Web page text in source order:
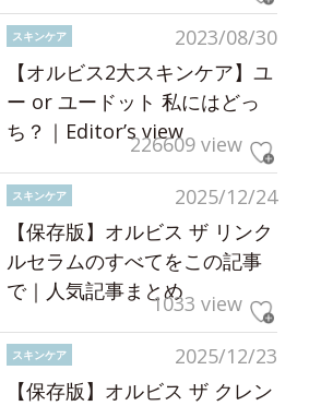
2023/08/30
スキンケア
【オルビス2大スキンケア】ユ
ー or ユードット 私にはどっ
ち？｜Editor’s view226609 view
2025/12/24
スキンケア
【保存版】オルビス ザ リンク
ルセラムのすべてをこの記事
で｜人気記事まとめ1033 view
2025/12/23
スキンケア
【保存版】オルビス ザ クレン